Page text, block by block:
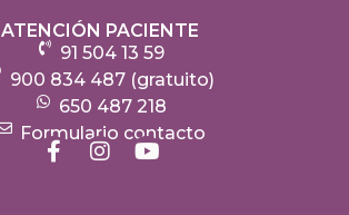
ATENCIÓN PACIENTE
91 504 13 59
900 834 487 (gratuito)
650 487 218
Formulario contacto